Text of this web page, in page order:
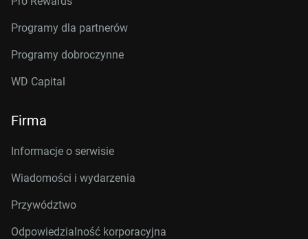
Programy dla partnerów
Programy dobroczynne
WD Capital
Firma
Informacje o serwisie
Wiadomości i wydarzenia
Przywództwo
Odpowiedzialność korporacyjna